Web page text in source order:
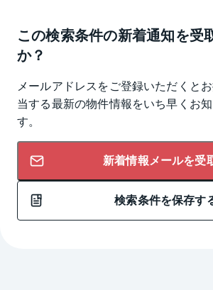
この検索条件の新着通知を受
か？
メールアドレスをご登録いただくと
当する最新の物件情報をいち早くお
す。
新着情報メールを受
検索条件を保存す